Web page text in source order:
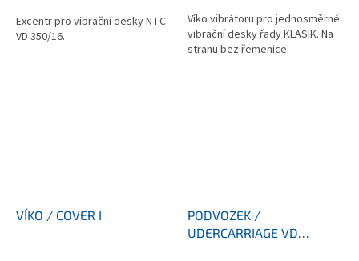
Excentr pro vibrační desky NTC
VD 350/16.
Víko vibrátoru pro jednosměrné
vibrační desky řady KLASIK. Na
stranu bez řemenice.
VÍKO / COVER I
PODVOZEK /
UDERCARRIAGE VD